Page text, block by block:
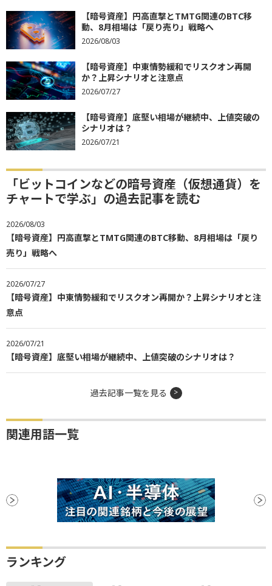
【暗号資産】円高直撃とTMTG関連のBTC移
動、8月相場は「戻り売り」戦略へ
2026/08/03
【暗号資産】中東情勢緩和でリスクオン再開
か？上昇シナリオと注意点
2026/07/27
【暗号資産】底堅い相場が継続中、上値突破の
シナリオは？
2026/07/21
「ビットコインなどの暗号資産（仮想通貨）を
チャートで学ぶ」の過去記事を読む
2026/08/03
【暗号資産】円高直撃とTMTG関連のBTC移動、8月相場は「戻り
売り」戦略へ
2026/07/27
【暗号資産】中東情勢緩和でリスクオン再開か？上昇シナリオと注
意点
2026/07/21
【暗号資産】底堅い相場が継続中、上値突破のシナリオは？
過去記事一覧を見る
関連用語一覧
ランキング